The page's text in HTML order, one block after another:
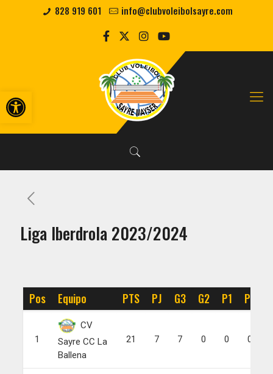
Abrir barra de herramientas
828 919 601 info@clubvoleibolsayre.com
Liga Iberdrola 2023/2024
Pos Equipo PTS PJ G3 G2 P1 P0
1
CV
Sayre CC La
Ballena
21 7 7 0 0 0